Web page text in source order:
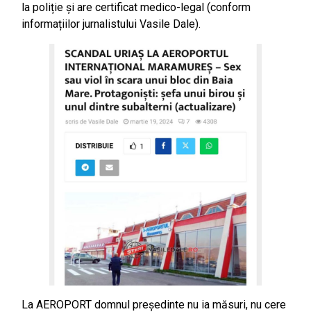
la poliție și are certificat medico-legal (conform
informațiilor jurnalistului Vasile Dale).
La AEROPORT domnul președinte nu ia măsuri, nu cere